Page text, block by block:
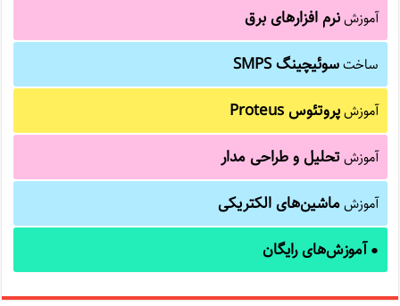
آموزشنرم افزارهای برق
ساختسوئیچینگ SMPS
آموزشپروتئوس Proteus
آموزشتحلیل و طراحی مدار
آموزشماشین‌های الکتریکی
●آموزش‌های رایگان